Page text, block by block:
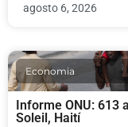
agosto 6, 2026
Economia
Informe ONU: 613
Soleil, Haití